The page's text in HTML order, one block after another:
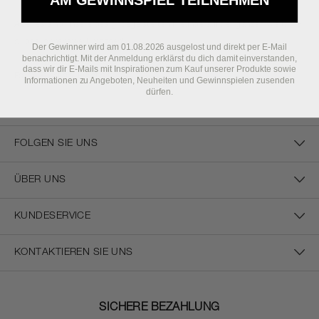
Aber es sind unsere designbegeisterten Freunde auf der ganzen Welt, die
all das lohnenswert machen!
Form. Function. Emotions
FOLGEN SIE UNS
ÜBER UNS
KUNDESERVICE
KONTAKTIEREN SIE UNS
SICHERE BEZAHLUNG
Der Gewinner wird am 01.08.2026 ausgelost und direkt per E-Mail
benachrichtigt. Mit der Anmeldung erklärst du dich damit einverstanden,
dass wir dir E-Mails mit Inspirationen zum Kauf unserer Produkte sowie
Informationen zu Angeboten, Neuheiten und Gewinnspielen zusenden
dürfen.